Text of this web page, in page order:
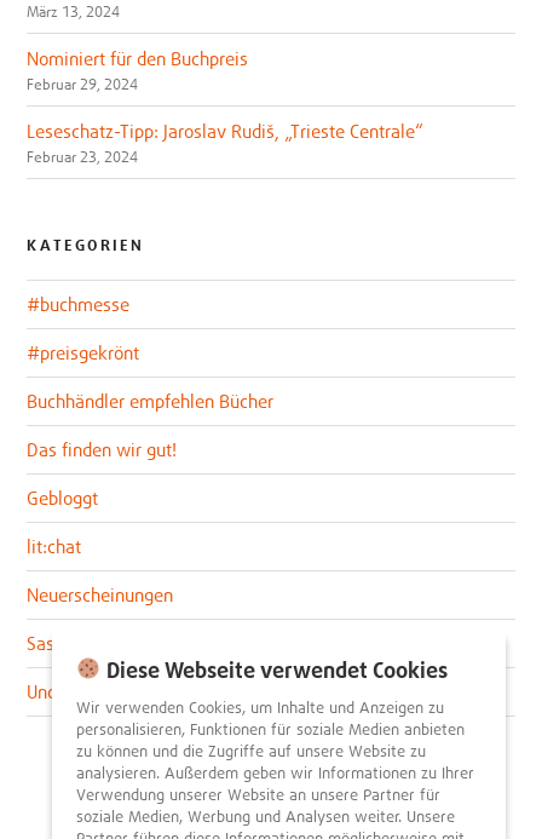
März 13, 2024
Nominiert für den Buchpreis
Februar 29, 2024
Leseschatz-Tipp: Jaroslav Rudiš, „Trieste Centrale“
Februar 23, 2024
KATEGORIEN
#buchmesse
#preisgekrönt
Buchhändler empfehlen Bücher
Das finden wir gut!
Gebloggt
lit:chat
Neuerscheinungen
Sascha im lit:blog
Uncategorized
Diese Webseite verwendet Cookies
Wir verwenden Cookies, um Inhalte und Anzeigen zu
personalisieren, Funktionen für soziale Medien anbieten
zu können und die Zugriffe auf unsere Website zu
analysieren. Außerdem geben wir Informationen zu Ihrer
Verwendung unserer Website an unsere Partner für
soziale Medien, Werbung und Analysen weiter. Unsere